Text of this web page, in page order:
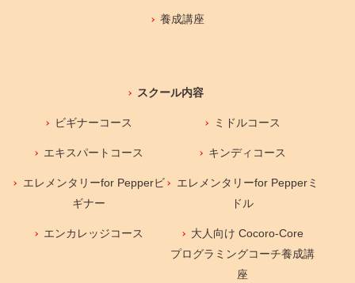
養成講座
スクール内容
ビギナーコース ミドルコース
エキスパートコース キンディコース
エレメンタリーfor Pepperビ
ギナー
エレメンタリーfor Pepperミ
ドル
エンカレッジコース
大人向け Cocoro-Core
プログラミングコーチ養成講
座